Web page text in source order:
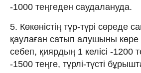
-1000 теңгеден саудалануда.
5. Көкөністің түр-түрі сөреде
қаулаған сатып алушыны
себеп, қиярдың 1 келісі -1200
-1500 теңге, түрлі-түсті